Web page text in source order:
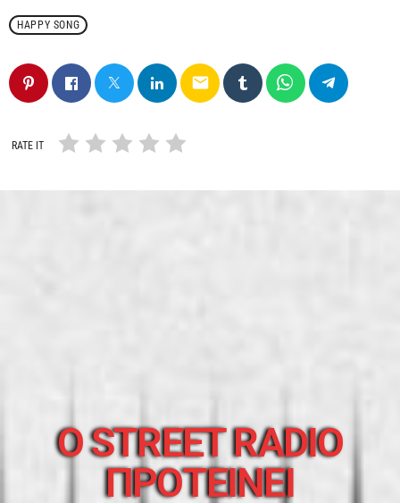
HAPPY SONG
email
RATE IT
O STREET RADIO
ΠΡΟΤΕΙΝΕΙ